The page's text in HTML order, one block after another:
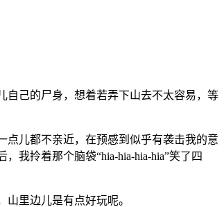
自己的尸身，想着若弄下山去不太容易，等
点儿都不亲近，在预感到似乎有袭击我的意
我拎着那个脑袋“hia-hia-hia-hia”笑了四
里边儿是有点好玩呢。